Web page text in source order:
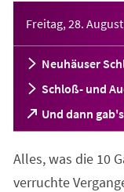
Freitag, 28.
Neuhäuser
Schloß- und
Und dann
(Öffnet
in
neuen
Alles, was die 10
verruchte